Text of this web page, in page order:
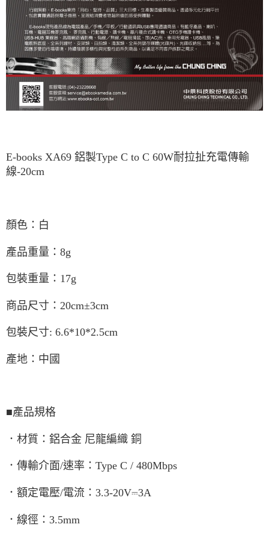
E-books XA69 鋁製Type C to C 60W耐拉扯充電傳輸
線-20cm
顏色：白
產品重量：8g
包裝重量：17g
商品尺寸：20cm±3cm
包裝尺寸: 6.6*10*2.5cm
產地：中國
■產品規格
．材質：鋁合金 尼龍編織 銅
．傳輸介面/速率：Type C / 480Mbps
．額定電壓/電流：3.3-20V⎓3A
．線徑：3.5mm